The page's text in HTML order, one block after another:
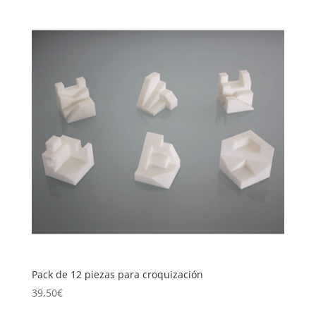
Pack de 12 piezas para croquización
39,50€